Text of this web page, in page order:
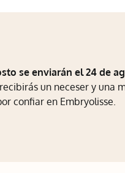
se enviarán el 24 de
un neceser y una
confiar en Embryolisse.